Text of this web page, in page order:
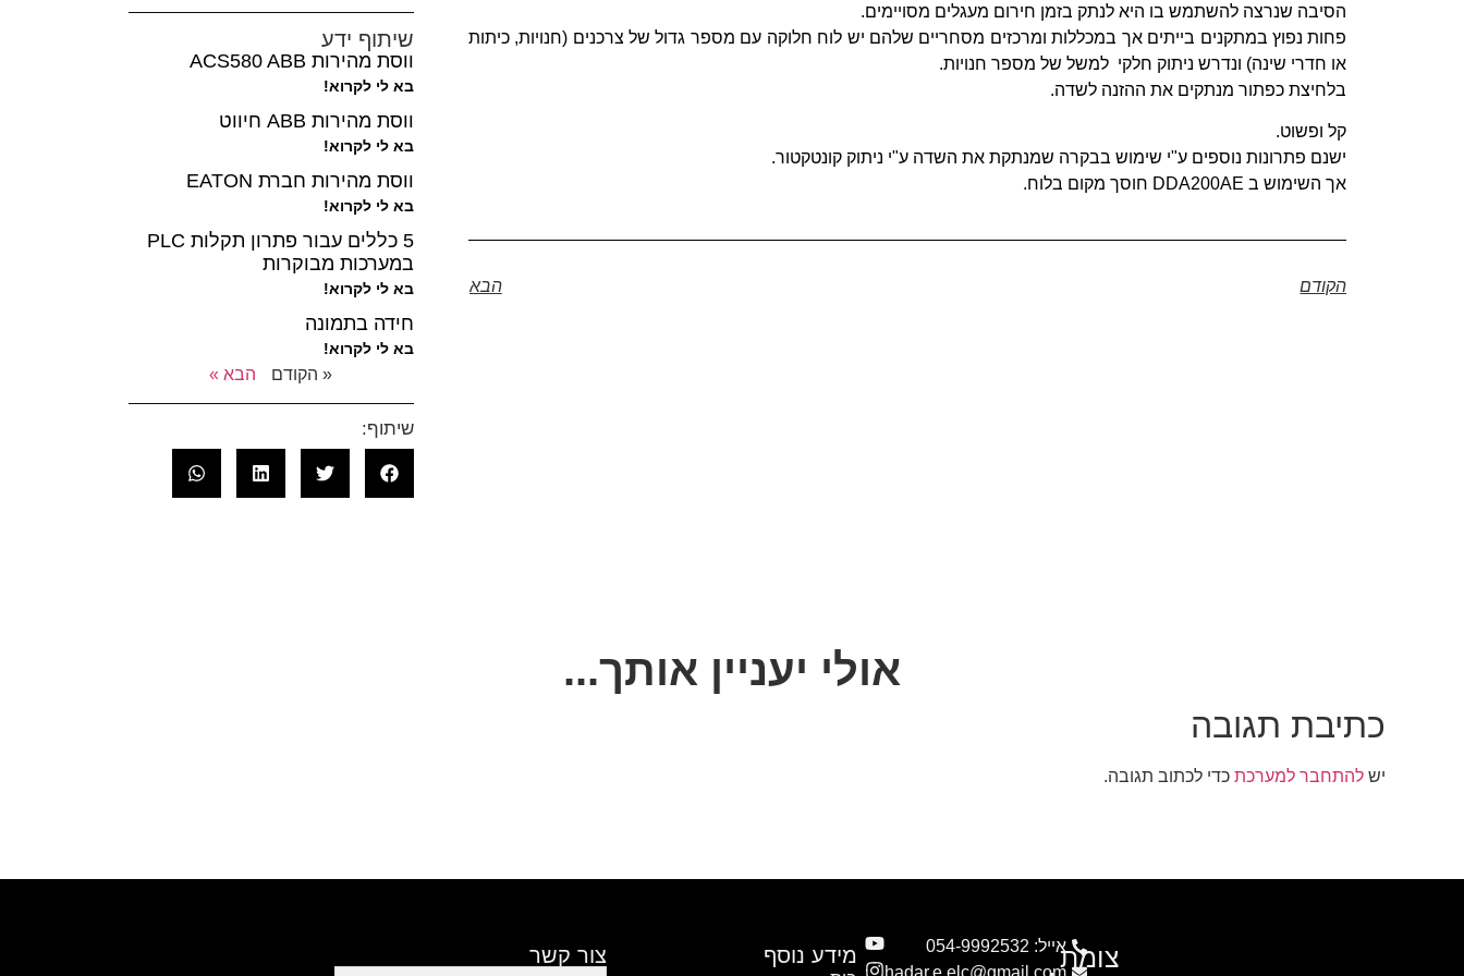
הסיבה שנרצה להשתמש בו היא לנתק בזמן חירום מעגלים מסויימים.
פחות נפוץ במתקנים בייתים אך במכללות ומרכזים מסחריים שלהם יש לוח חלוקה עם מספר גדול של צרכנים (חנויות, כיתות
או חדרי שינה) ונדרש ניתוק חלקי למשל של מספר חנויות.
בלחיצת כפתור מנתקים את ההזנה לשדה.
קל ופשוט.
ישנם פתרונות נוספים ע"י שימוש בבקרה שמנתקת את השדה ע"י ניתוק קונטקטור.
אך השימוש ב DDA200AE חוסך מקום בלוח.
הקודם הבא
שיתוף ידע
ווסת מהירות ACS580 ABB
בא לי לקרוא!
ווסת מהירות ABB חיווט
בא לי לקרוא!
ווסת מהירות חברת EATON
בא לי לקרוא!
5 כללים עבור פתרון תקלות PLC
במערכות מבוקרות
בא לי לקרוא!
חידה בתמונה
בא לי לקרוא!
« הקודם הבא »
שיתוף:
אולי יעניין אותך...
כתיבת תגובה
יש להתחבר למערכת כדי לכתוב תגובה.
צומתאייל: 054-9992532
hadar.e.elc@gmail.com
מידע נוסף צור קשר